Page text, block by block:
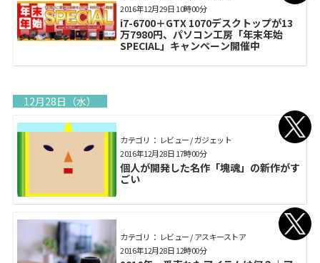
i7-6700＋GTX 1070デスクトップが13
万7980円、パソコン工房「年末年始
SPECIAL」キャンペーン開催中
2016年12月29日 10時00分
12月28日（水）
カテゴリ： レビュー / ガジェット
個人が開発した名作「塊魂」の新作がす
ごい
2016年12月28日 17時00分
カテゴリ： レビュー / アスキーストア
2016年12月28日 12時00分